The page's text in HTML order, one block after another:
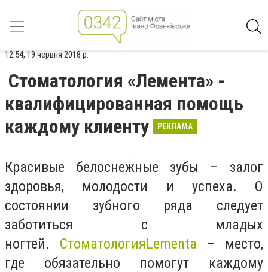
12:54, 19 червня 2018 р.
Стоматология «Лемента» -
квалифицированная помощь
каждому клиенту
РЕКЛАМА
Красивые белоснежные зубы – залог
здоровья, молодости и успеха. О
состоянии зубного ряда следует
заботиться с младых
ногтей. СтоматологияLementa – место,
где обязательно помогут каждому